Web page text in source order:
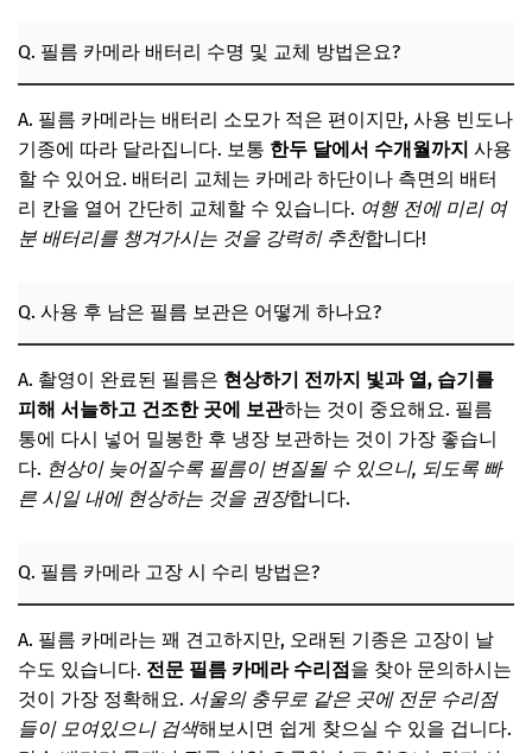
Q. 필름 카메라 배터리 수명 및 교체 방법은요?
A. 필름 카메라는 배터리 소모가 적은 편이지만, 사용 빈도나
기종에 따라 달라집니다. 보통 한두 달에서 수개월까지 사용
할 수 있어요. 배터리 교체는 카메라 하단이나 측면의 배터
리 칸을 열어 간단히 교체할 수 있습니다. 여행 전에 미리 여
분 배터리를 챙겨가시는 것을 강력히 추천합니다!
Q. 사용 후 남은 필름 보관은 어떻게 하나요?
A. 촬영이 완료된 필름은 현상하기 전까지 빛과 열, 습기를
피해 서늘하고 건조한 곳에 보관하는 것이 중요해요. 필름
통에 다시 넣어 밀봉한 후 냉장 보관하는 것이 가장 좋습니
다. 현상이 늦어질수록 필름이 변질될 수 있으니, 되도록 빠
른 시일 내에 현상하는 것을 권장합니다.
Q. 필름 카메라 고장 시 수리 방법은?
A. 필름 카메라는 꽤 견고하지만, 오래된 기종은 고장이 날
수도 있습니다. 전문 필름 카메라 수리점 을 찾아 문의하시는
것이 가장 정확해요. 서울의 충무로 같은 곳에 전문 수리점
들이 모여있으니 검색해보시면 쉽게 찾으실 수 있을 겁니다.